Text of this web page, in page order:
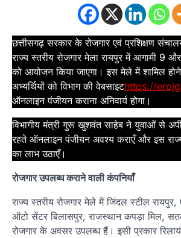
छत्तीसगढ़ सरकार के रोजगार एवं प्रशिक्षण
राज्य स्तरीय रोजगार मेला रायपुर में आगामी 9
को आयोजन किया जाएगा। इस मेले में शामिल
अभ्यर्थियों को विभाग की वेबसाइटhttps://
ऑनलाइन पंजीयन कराना अनिवार्य होगा।
विभागीय मंत्री गुरू खुशवंत साहेब ने युवाओं से
रहते ऑनलाइन पंजीयन अवश्य कराएँ और इस
का लाभ उठाएँ।
रोजगार उपलब्ध कराने वाली कंपनियाँ
राज्य स्तरीय रोजगार मेले में जिंदल स्टील
ऑटो सेंटर बिलासपुर, राजस्थान कपड़ा मिल,
रोजगार के अवसर उपलब्ध हैं। इसी प्रकार